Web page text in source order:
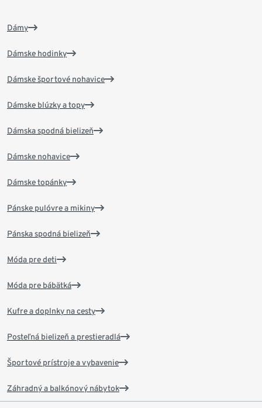
Dámy
Dámske hodinky
Dámske športové nohavice
Dámske blúzky a topy
Dámska spodná bielizeň
Dámske nohavice
Dámske topánky
Pánske pulóvre a mikiny
Pánska spodná bielizeň
Móda pre deti
Móda pre bábätká
Kufre a doplnky na cesty
Posteľná bielizeň a prestieradlá
Športové prístroje a vybavenie
Záhradný a balkónový nábytok